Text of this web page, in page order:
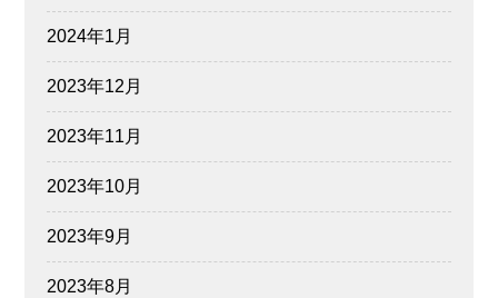
2024年1月
2023年12月
2023年11月
2023年10月
2023年9月
2023年8月